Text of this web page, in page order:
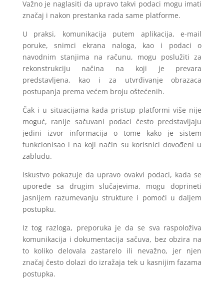
Važno je naglasiti da upravo takvi podaci mogu imati
značaj i nakon prestanka rada same platforme.
U praksi, komunikacija putem aplikacija, e-mail
poruke, snimci ekrana naloga, kao i podaci o
navodnim stanjima na računu, mogu poslužiti za
rekonstrukciju načina na koji je prevara
predstavljena, kao i za utvrđivanje obrazaca
postupanja prema većem broju oštećenih.
Čak i u situacijama kada pristup platformi više nije
moguć, ranije sačuvani podaci često predstavljaju
jedini izvor informacija o tome kako je sistem
funkcionisao i na koji način su korisnici dovođeni u
zabludu.
Iskustvo pokazuje da upravo ovakvi podaci, kada se
uporede sa drugim slučajevima, mogu doprineti
jasnijem razumevanju strukture i pomoći u daljem
postupku.
Iz tog razloga, preporuka je da se sva raspoloživa
komunikacija i dokumentacija sačuva, bez obzira na
to koliko delovala zastarelo ili nevažno, jer njen
značaj često dolazi do izražaja tek u kasnijim fazama
postupka.